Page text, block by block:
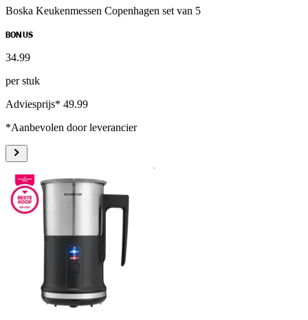
Boska Keukenmessen Copenhagen set van 5
BONUS
34.99
per stuk
Adviesprijs* 49.99
*Aanbevolen door leverancier